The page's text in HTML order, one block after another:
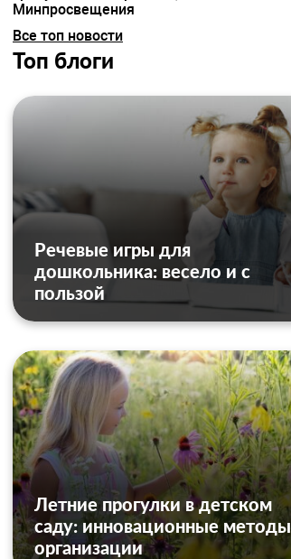
Минпросвещения
Все топ новости
Топ блоги
Речевые игры для
дошкольника: весело и с
пользой
Летние прогулки в детском
саду: инновационные методы
организации